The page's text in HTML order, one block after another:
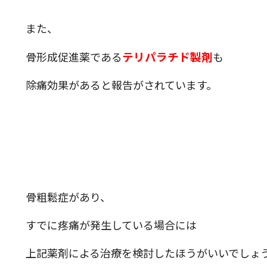
また、
骨形成促進薬であるテリパラチド製剤も
除痛効果があると報告がされています。
骨粗鬆症があり、
すでに疼痛が発生している場合には
上記薬剤による治療を検討したほうがいいでしょ